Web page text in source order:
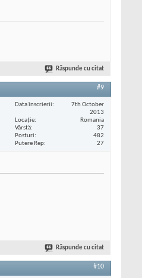
Răspunde cu citat
#9
Data înscrierii
7th October
2013
Locaţie
Romania
Vârstă
37
Posturi
482
Putere Rep
27
Răspunde cu citat
#10